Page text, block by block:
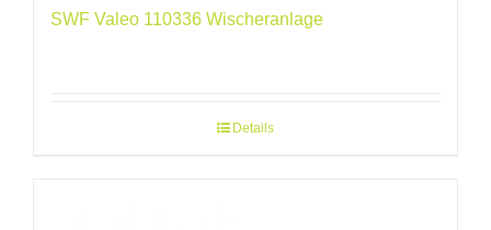
SWF Valeo 110336 Wischeranlage
Details